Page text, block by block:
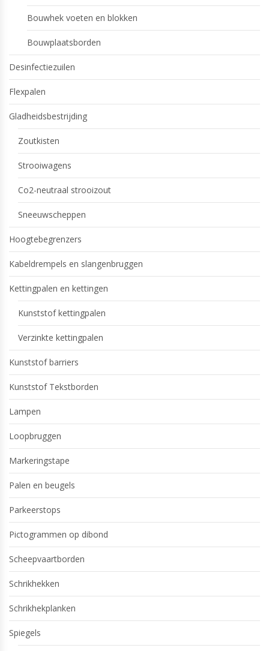
Bouwhek voeten en blokken
Bouwplaatsborden
Desinfectiezuilen
Flexpalen
Gladheidsbestrijding
Zoutkisten
Strooiwagens
Co2-neutraal strooizout
Sneeuwscheppen
Hoogtebegrenzers
Kabeldrempels en slangenbruggen
Kettingpalen en kettingen
Kunststof kettingpalen
Verzinkte kettingpalen
Kunststof barriers
Kunststof Tekstborden
Lampen
Loopbruggen
Markeringstape
Palen en beugels
Parkeerstops
Pictogrammen op dibond
Scheepvaartborden
Schrikhekken
Schrikhekplanken
Spiegels